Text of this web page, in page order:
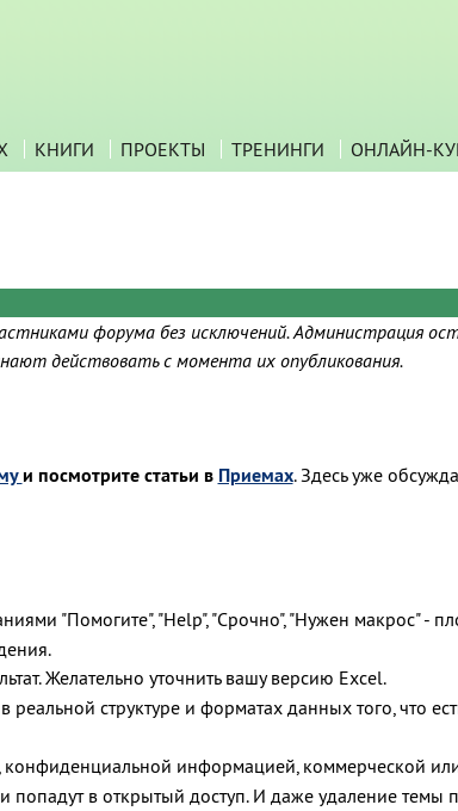
КНИГИ ПРОЕКТЫ ТРЕНИНГИ ОНЛАЙН-
форума без исключений. Администрация
действовать с момента их опубликования.
и посмотрите статьи в Приемах. Здесь уже
"Помогите", "Help", "Срочно", "Нужен макрос" -
Желательно уточнить вашу версию Excel.
структуре и форматах данных того, что
, конфиденциальной информацией, коммерческой
в открытый доступ. И даже удаление темы